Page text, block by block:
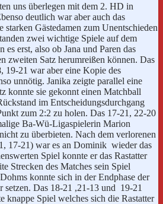
uns überlegen mit dem 2. HD in
deutlich war aber auch das
starken Gästedamen zum Unentschieden
zwei wichtige Spiele auf dem
erst, also ob Jana und Paren das
zweiten Satz herumreißen können. Das
19-21 war aber eine Kopie des
unnötig. Janika zeigte parallel eine
konnte sie gekonnt einen Matchball
im Entscheidungsdurchgang
zum 2:2 zu holen. Das 17-21, 22-20
Ba-Wü-Ligaspielerin Marion
zu überbieten. Nach dem verlorenen
17-21) war es an Dominik wieder das
Spiel konnte er das Rastatter
Strecken des Matches sein Spiel
konnte sich in der Endphase der
setzen. Das 18-21 ,21-13 und 19-21
knappe Spiel welches sich die Rastatter